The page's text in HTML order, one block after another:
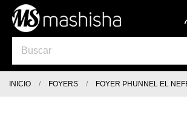
INICIO FOYERS FOYER PHUNNEL EL